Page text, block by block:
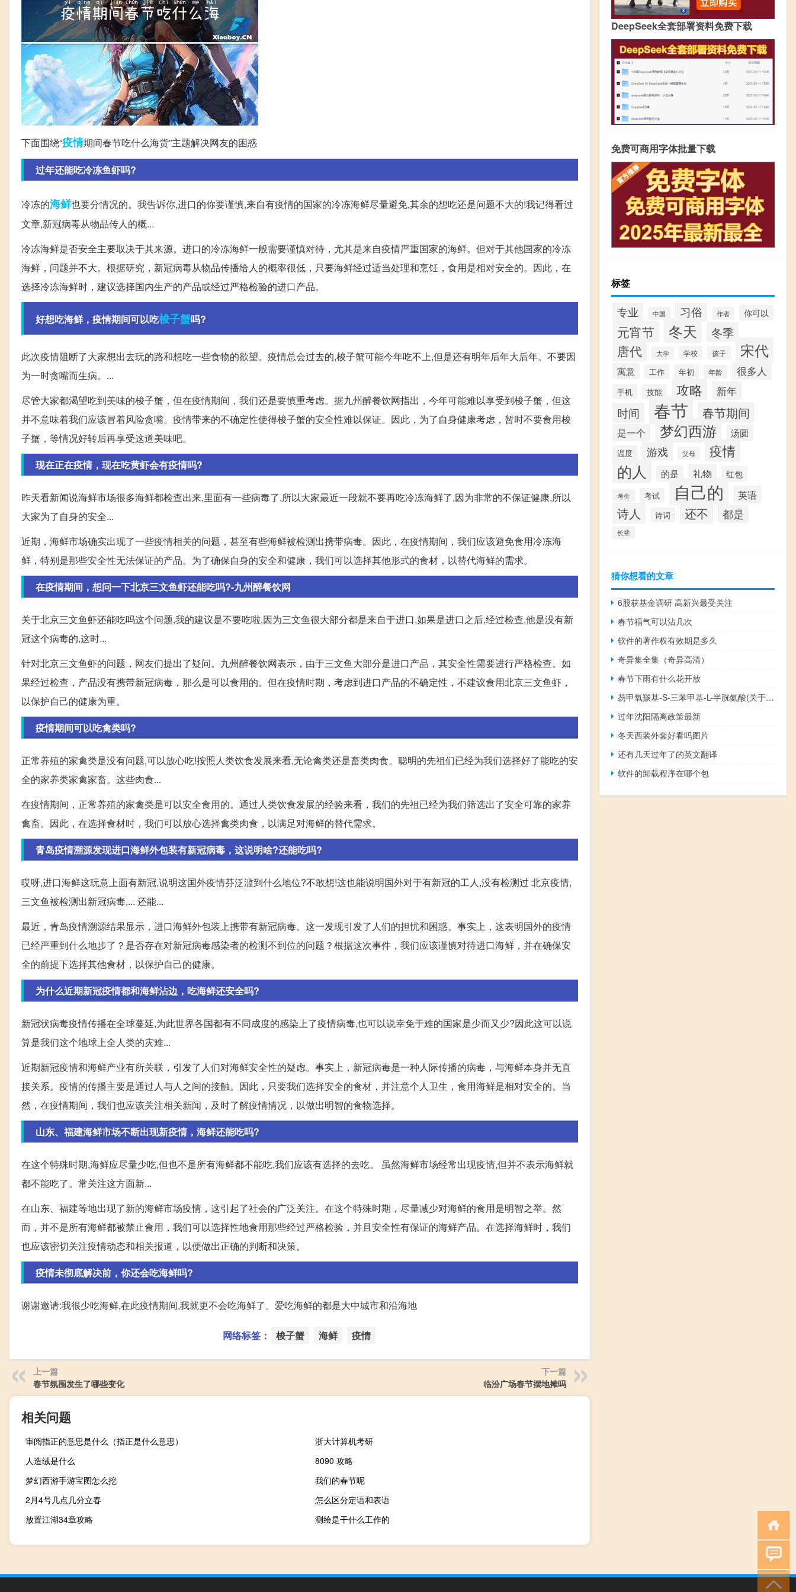
下面围绕“疫情期间春节吃什么海货”主题解决网友的困惑
过年还能吃冷冻鱼虾吗?
冷冻的海鲜也要分情况的。我告诉你,进口的你要谨慎,来自有疫情的国家的冷冻海鲜尽量避免,其余的想吃还是问题不大的!我记得看过
文章,新冠病毒从物品传人的概...
冷冻海鲜是否安全主要取决于其来源。进口的冷冻海鲜一般需要谨慎对待，尤其是来自疫情严重国家的海鲜。但对于其他国家的冷冻
海鲜，问题并不大。根据研究，新冠病毒从物品传播给人的概率很低，只要海鲜经过适当处理和烹饪，食用是相对安全的。因此，在
选择冷冻海鲜时，建议选择国内生产的产品或经过严格检验的进口产品。
好想吃海鲜，疫情期间可以吃梭子蟹吗?
此次疫情阻断了大家想出去玩的路和想吃一些食物的欲望。疫情总会过去的,梭子蟹可能今年吃不上,但是还有明年后年大后年。不要因
为一时贪嘴而生病。...
尽管大家都渴望吃到美味的梭子蟹，但在疫情期间，我们还是要慎重考虑。据九州醉餐饮网指出，今年可能难以享受到梭子蟹，但这
并不意味着我们应该冒着风险贪嘴。疫情带来的不确定性使得梭子蟹的安全性难以保证。因此，为了自身健康考虑，暂时不要食用梭
子蟹，等情况好转后再享受这道美味吧。
现在正在疫情，现在吃黄虾会有疫情吗?
昨天看新闻说海鲜市场很多海鲜都检查出来,里面有一些病毒了,所以大家最近一段就不要再吃冷冻海鲜了,因为非常的不保证健康,所以
大家为了自身的安全...
近期，海鲜市场确实出现了一些疫情相关的问题，甚至有些海鲜被检测出携带病毒。因此，在疫情期间，我们应该避免食用冷冻海
鲜，特别是那些安全性无法保证的产品。为了确保自身的安全和健康，我们可以选择其他形式的食材，以替代海鲜的需求。
在疫情期间，想问一下北京三文鱼虾还能吃吗?-九州醉餐饮网
关于北京三文鱼虾还能吃吗这个问题,我的建议是不要吃啦,因为三文鱼很大部分都是来自于进口,如果是进口之后,经过检查,他是没有新
冠这个病毒的,这时...
针对北京三文鱼虾的问题，网友们提出了疑问。九州醉餐饮网表示，由于三文鱼大部分是进口产品，其安全性需要进行严格检查。如
果经过检查，产品没有携带新冠病毒，那么是可以食用的。但在疫情时期，考虑到进口产品的不确定性，不建议食用北京三文鱼虾，
以保护自己的健康为重。
疫情期间可以吃禽类吗?
正常养殖的家禽类是没有问题,可以放心吃!按照人类饮食发展来看,无论禽类还是畜类肉食。聪明的先祖们已经为我们选择好了能吃的安
全的家养类家禽家畜。这些肉食...
在疫情期间，正常养殖的家禽类是可以安全食用的。通过人类饮食发展的经验来看，我们的先祖已经为我们筛选出了安全可靠的家养
禽畜。因此，在选择食材时，我们可以放心选择禽类肉食，以满足对海鲜的替代需求。
青岛疫情溯源发现进口海鲜外包装有新冠病毒，这说明啥?还能吃吗?
哎呀,进口海鲜这玩意上面有新冠,说明这国外疫情芬泛滥到什么地位?不敢想!这也能说明国外对于有新冠的工人,没有检测过 北京疫情,
三文鱼被检测出新冠病毒,... 还能...
最近，青岛疫情溯源结果显示，进口海鲜外包装上携带有新冠病毒。这一发现引发了人们的担忧和困惑。事实上，这表明国外的疫情
已经严重到什么地步了？是否存在对新冠病毒感染者的检测不到位的问题？根据这次事件，我们应该谨慎对待进口海鲜，并在确保安
全的前提下选择其他食材，以保护自己的健康。
为什么近期新冠疫情都和海鲜沾边，吃海鲜还安全吗?
新冠状病毒疫情传播在全球蔓延,为此世界各国都有不同成度的感染上了疫情病毒,也可以说幸免于难的国家是少而又少?因此这可以说
算是我们这个地球上全人类的灾难...
近期新冠疫情和海鲜产业有所关联，引发了人们对海鲜安全性的疑虑。事实上，新冠病毒是一种人际传播的病毒，与海鲜本身并无直
接关系。疫情的传播主要是通过人与人之间的接触。因此，只要我们选择安全的食材，并注意个人卫生，食用海鲜是相对安全的。当
然，在疫情期间，我们也应该关注相关新闻，及时了解疫情情况，以做出明智的食物选择。
山东、福建海鲜市场不断出现新疫情，海鲜还能吃吗?
在这个特殊时期,海鲜应尽量少吃,但也不是所有海鲜都不能吃,我们应该有选择的去吃。 虽然海鲜市场经常出现疫情,但并不表示海鲜就
都不能吃了。常关注这方面新...
在山东、福建等地出现了新的海鲜市场疫情，这引起了社会的广泛关注。在这个特殊时期，尽量减少对海鲜的食用是明智之举。然
而，并不是所有海鲜都被禁止食用，我们可以选择性地食用那些经过严格检验，并且安全性有保证的海鲜产品。在选择海鲜时，我们
也应该密切关注疫情动态和相关报道，以便做出正确的判断和决策。
疫情未彻底解决前，你还会吃海鲜吗?
谢谢邀请:我很少吃海鲜,在此疫情期间,我就更不会吃海鲜了。爱吃海鲜的都是大中城市和沿海地
网络标签： 梭子蟹 海鲜 疫情
上一篇
春节氛围发生了哪些变化
下一篇
临汾广场春节摆地摊吗
相关问题
审阅指正的意思是什么（指正是什么意思）
浙大计算机考研
人造绒是什么
8090 攻略
梦幻西游手游宝图怎么挖
我们的春节呢
2月4号几点几分立春
怎么区分定语和表语
放置江湖34章攻略
测绘是干什么工作的
DeepSeek全套部署资料免费下载
免费可商用字体批量下载
标签
专业 中国 习俗 作者 你可以
元宵节 冬天 冬季
唐代 大学 学校 孩子 宋代
寓意 工作 年初 年龄 很多人
手机 技能 攻略 新年
时间 春节 春节期间
是一个 梦幻西游 汤圆
温度 游戏 父母 疫情
的人 的是 礼物 红包
考生 考试 自己的 英语
诗人 诗词 还不 都是
长辈
猜你想看的文章
6股获基金调研 高新兴最受关注
春节福气可以沾几次
软件的著作权有效期是多久
奇异集全集（奇异高清）
春节下雨有什么花开放
芴甲氧羰基-S-三苯甲基-L-半胱氨酸(关于芴甲氧羰基-S-三苯甲基-L-半胱氨酸简述)
过年沈阳隔离政策最新
冬天西装外套好看吗图片
还有几天过年了的英文翻译
软件的卸载程序在哪个包